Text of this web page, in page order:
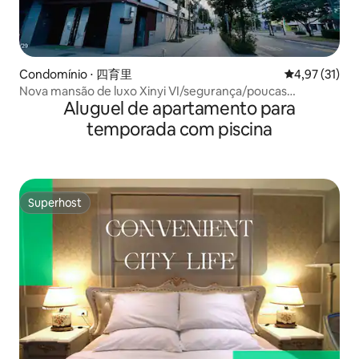
Condomínio ⋅ 四育里 4,97 de uma
4,97 (31)
Nova mansão de luxo Xinyi VI/segurança/poucas
famílias/gerente comunitário/eletrodomésticos/coleta de
lixo/lounge/jardim no terraço/Mercado Noturno Raohe
Aluguel de apartamento para
temporada com piscina
Superhost
Superhost